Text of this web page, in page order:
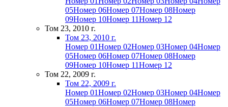
05Номер 06Номер 07Номер 08Номер
09Номер 10Номер 11Номер 12
Том 23, 2010 г.
Том 23, 2010 г.
Номер 01Номер 02Номер 03Номер 04Номер
05Номер 06Номер 07Номер 08Номер
09Номер 10Номер 11Номер 12
Том 22, 2009 г.
Том 22, 2009 г.
Номер 01Номер 02Номер 03Номер 04Номер
05Номер 06Номер 07Номер 08Номер